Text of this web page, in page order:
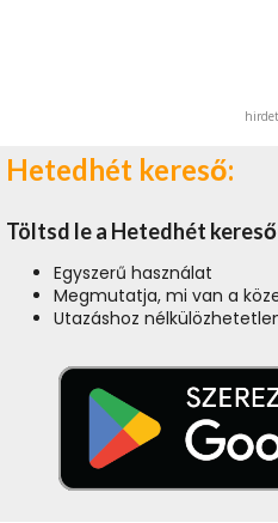
Hetedhét kereső:
Töltsd le a Hetedhét
Egyszerű használat
Megmutatja, mi van a
Utazáshoz